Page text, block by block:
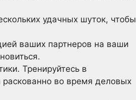
удачных шуток, чтобы
ваших партнеров на ваши
Тренируйтесь в
раскованно во время деловых